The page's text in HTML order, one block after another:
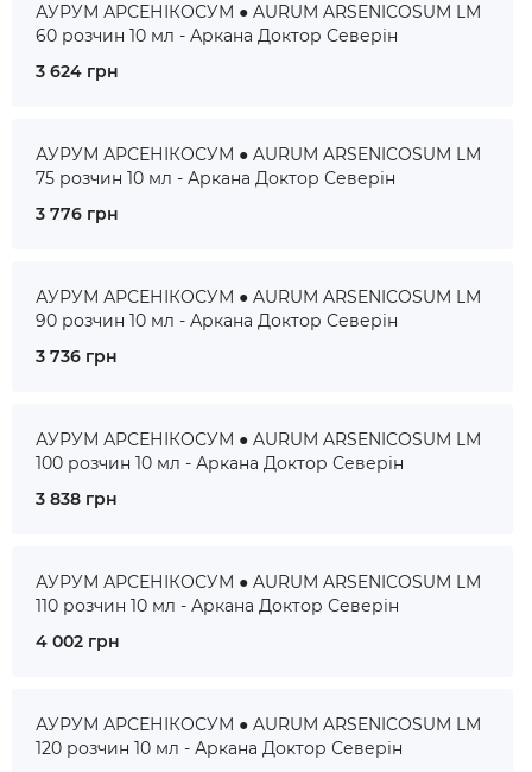
АУРУМ АРСЕНІКОСУМ ● AURUM ARSENICOSUM LM
60 розчин 10 мл - Аркана Доктор Северін
3 624 грн
АУРУМ АРСЕНІКОСУМ ● AURUM ARSENICOSUM LM
75 розчин 10 мл - Аркана Доктор Северін
3 776 грн
АУРУМ АРСЕНІКОСУМ ● AURUM ARSENICOSUM LM
90 розчин 10 мл - Аркана Доктор Северін
3 736 грн
АУРУМ АРСЕНІКОСУМ ● AURUM ARSENICOSUM LM
100 розчин 10 мл - Аркана Доктор Северін
3 838 грн
АУРУМ АРСЕНІКОСУМ ● AURUM ARSENICOSUM LM
110 розчин 10 мл - Аркана Доктор Северін
4 002 грн
АУРУМ АРСЕНІКОСУМ ● AURUM ARSENICOSUM LM
120 розчин 10 мл - Аркана Доктор Северін